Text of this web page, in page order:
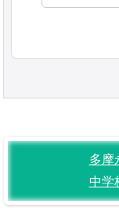
多摩
中学